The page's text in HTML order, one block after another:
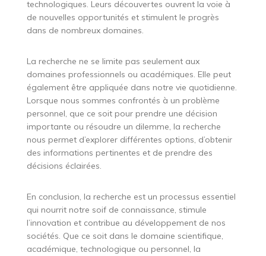
technologiques. Leurs découvertes ouvrent la voie à
de nouvelles opportunités et stimulent le progrès
dans de nombreux domaines.
La recherche ne se limite pas seulement aux
domaines professionnels ou académiques. Elle peut
également être appliquée dans notre vie quotidienne.
Lorsque nous sommes confrontés à un problème
personnel, que ce soit pour prendre une décision
importante ou résoudre un dilemme, la recherche
nous permet d’explorer différentes options, d’obtenir
des informations pertinentes et de prendre des
décisions éclairées.
En conclusion, la recherche est un processus essentiel
qui nourrit notre soif de connaissance, stimule
l’innovation et contribue au développement de nos
sociétés. Que ce soit dans le domaine scientifique,
académique, technologique ou personnel, la